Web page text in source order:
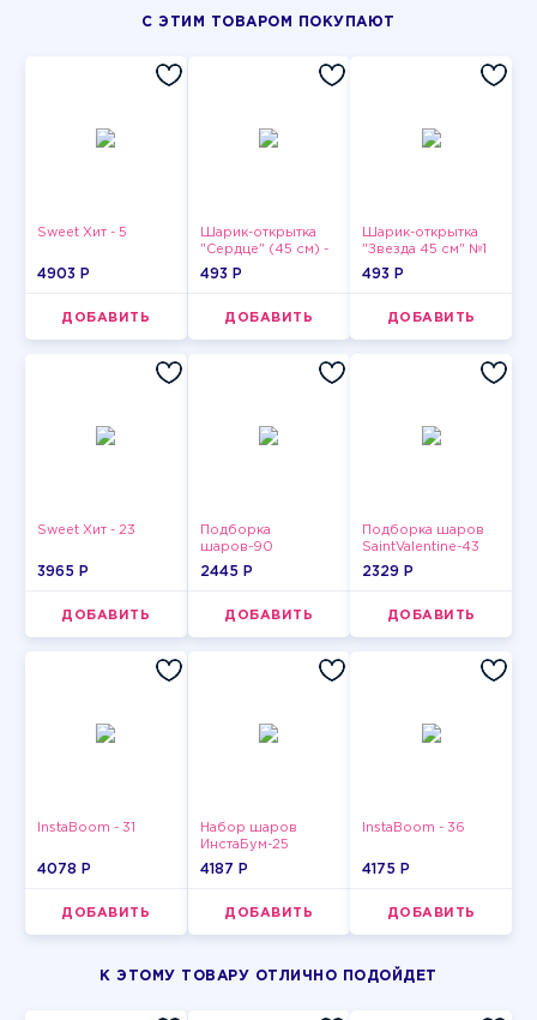
С ЭТИМ ТОВАРОМ ПОКУПАЮТ
Sweet Хит - 5
4903 P
ДОБАВИТЬ
Шарик-открытка
"Сердце" (45 см) -
2
493 P
ДОБАВИТЬ
Шарик-открытка
"Звезда 45 см" №1
493 P
ДОБАВИТЬ
Sweet Хит - 23
3965 P
ДОБАВИТЬ
Подборка
шаров-90
2445 P
ДОБАВИТЬ
Подборка шаров
SaintValentine-43
2329 P
ДОБАВИТЬ
InstaBoom - 31
4078 P
ДОБАВИТЬ
Набор шаров
ИнстаБум-25
4187 P
ДОБАВИТЬ
InstaBoom - 36
4175 P
ДОБАВИТЬ
К ЭТОМУ ТОВАРУ ОТЛИЧНО ПОДОЙДЕТ